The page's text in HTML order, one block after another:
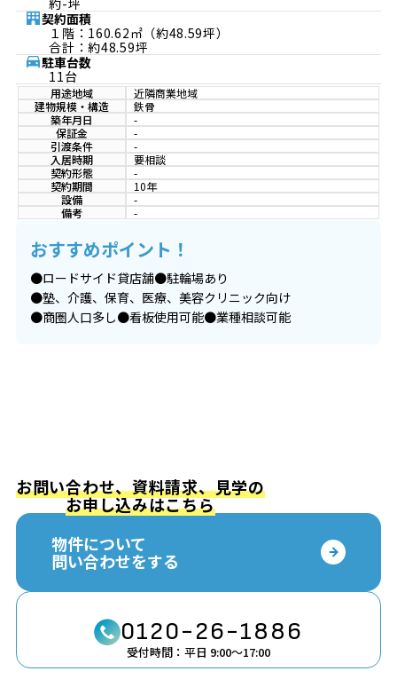
契約面積
１階：160.62㎡（約48.59坪）
合計：約48.59坪
駐車台数
11台
用途地域
近隣商業地域
建物規模・構造
鉄骨
築年月日
-
保証金
-
引渡条件
-
入居時期
要相談
契約形態
-
契約期間
10年
設備
-
備考
-
おすすめポイント！
●ロードサイド貸店舗●駐輪場あり
●塾、介護、保育、医療、美容クリニック向け
●商圏人口多し●看板使用可能●業種相談可能
お問い合わせ、資料請求、見学の
お申し込みはこちら
物件について
問い合わせをする
0120-26-1886
受付時間：平日 9:00〜17:00